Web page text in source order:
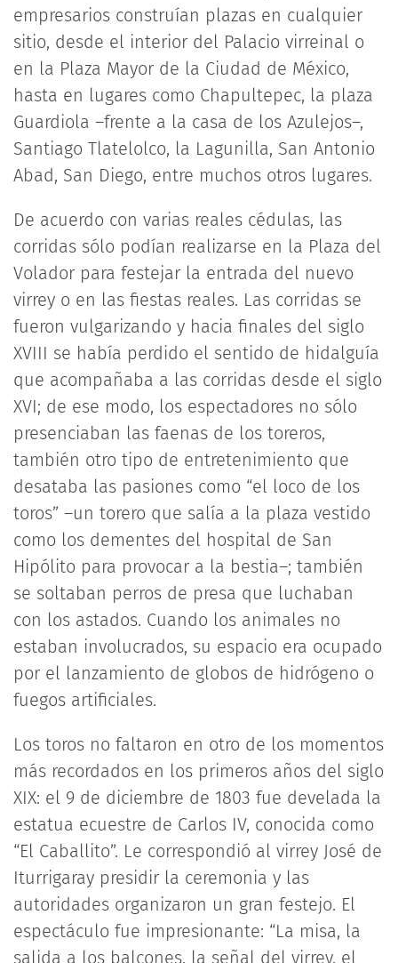
empresarios construían plazas en cualquier
sitio, desde el interior del Palacio virreinal o
en la Plaza Mayor de la Ciudad de México,
hasta en lugares como Chapultepec, la plaza
Guardiola –frente a la casa de los Azulejos–,
Santiago Tlatelolco, la Lagunilla, San Antonio
Abad, San Diego, entre muchos otros lugares.
De acuerdo con varias reales cédulas, las
corridas sólo podían realizarse en la Plaza del
Volador para festejar la entrada del nuevo
virrey o en las fiestas reales. Las corridas se
fueron vulgarizando y hacia finales del siglo
XVIII se había perdido el sentido de hidalguía
que acompañaba a las corridas desde el siglo
XVI; de ese modo, los espectadores no sólo
presenciaban las faenas de los toreros,
también otro tipo de entretenimiento que
desataba las pasiones como “el loco de los
toros” –un torero que salía a la plaza vestido
como los dementes del hospital de San
Hipólito para provocar a la bestia–; también
se soltaban perros de presa que luchaban
con los astados. Cuando los animales no
estaban involucrados, su espacio era ocupado
por el lanzamiento de globos de hidrógeno o
fuegos artificiales.
Los toros no faltaron en otro de los momentos
más recordados en los primeros años del siglo
XIX: el 9 de diciembre de 1803 fue develada la
estatua ecuestre de Carlos IV, conocida como
“El Caballito”. Le correspondió al virrey José de
Iturrigaray presidir la ceremonia y las
autoridades organizaron un gran festejo. El
espectáculo fue impresionante: “La misa, la
salida a los balcones, la señal del virrey, el